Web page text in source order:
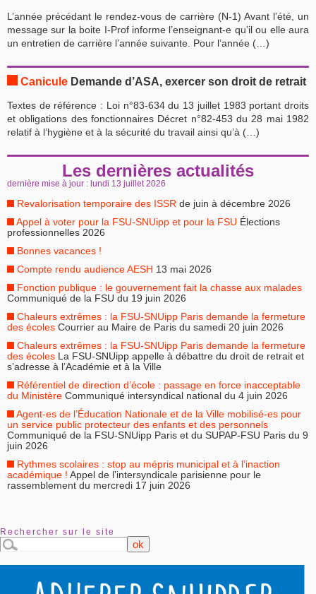
L’année précédant le rendez-vous de carrière (N-1) Avant l’été, un
message sur la boite I-Prof informe l’enseignant-e qu’il ou elle aura
un entretien de carrière l’année suivante. Pour l’année (…)
Canicule Demande d’ASA, exercer son droit de retrait
Textes de référence : Loi n°83-634 du 13 juillet 1983 portant droits
et obligations des fonctionnaires Décret n°82-453 du 28 mai 1982
relatif à l’hygiène et à la sécurité du travail ainsi qu’à (…)
Les dernières actualités
dernière mise à jour : lundi 13 juillet 2026
Revalorisation temporaire des ISSR de juin à décembre 2026
Appel à voter pour la FSU-SNUipp et pour la FSU Élections
professionnelles 2026
Bonnes vacances !
Compte rendu audience AESH 13 mai 2026
Fonction publique : le gouvernement fait la chasse aux malades
Communiqué de la FSU du 19 juin 2026
Chaleurs extrêmes : la FSU-SNUipp Paris demande la fermeture
des écoles Courrier au Maire de Paris du samedi 20 juin 2026
Chaleurs extrêmes : la FSU-SNUipp Paris demande la fermeture
des écoles La FSU-SNUipp appelle à débattre du droit de retrait et
s’adresse à l’Académie et à la Ville
Référentiel de direction d’école : passage en force inacceptable
du Ministère Communiqué intersyndical national du 4 juin 2026
Agent-es de l’Éducation Nationale et de la Ville mobilisé-es pour
un service public protecteur des enfants et des personnels
Communiqué de la FSU-SNUipp Paris et du SUPAP-FSU Paris du 9
juin 2026
Rythmes scolaires : stop au mépris municipal et à l’inaction
académique ! Appel de l’intersyndicale parisienne pour le
rassemblement du mercredi 17 juin 2026
Rechercher sur le site